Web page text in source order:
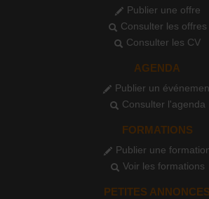
Publier une offre
Consulter les offres
Consulter les CV
AGENDA
Publier un
Consulter l'agenda
FORMATIONS
Publier une
Voir les formations
PETITES ANNONCES